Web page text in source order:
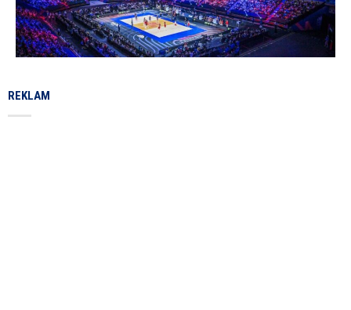
REKLAM